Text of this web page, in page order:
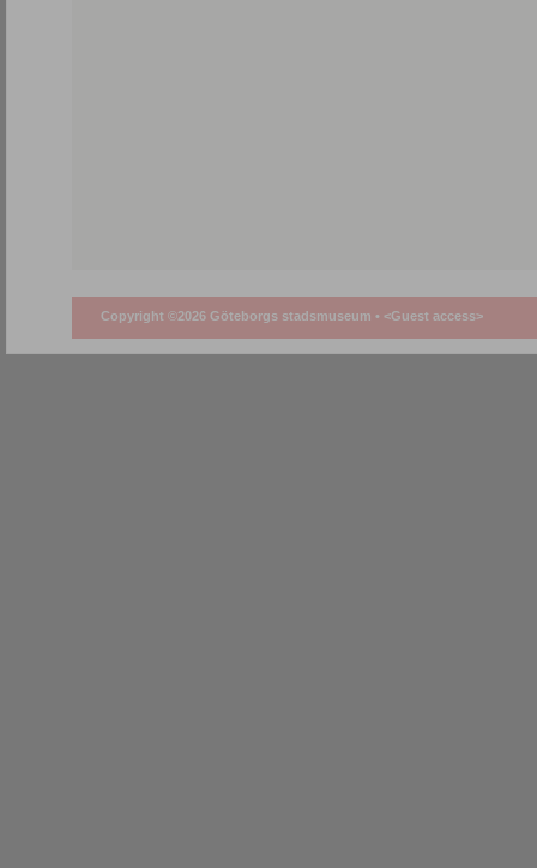
Copyright ©2026 Göteborgs stadsmuseum • <Guest access>